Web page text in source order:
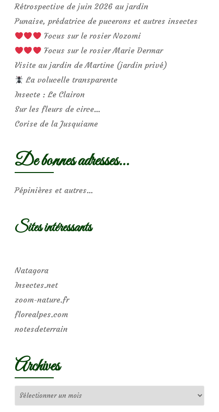
Rétrospective de juin 2026 au jardin
Punaise, prédatrice de pucerons et autres insectes
Focus sur le rosier Nozomi
Focus sur le rosier Marie Dermar
Visite au jardin de Martine (jardin privé)
La volucelle transparente
Insecte : Le Clairon
Sur les fleurs de circe…
Corise de la Jusquiame
De bonnes adresses…
Pépinières et autres…
Sites intéressants
Natagora
Insectes.net
zoom-nature.fr
florealpes.com
notesdeterrain
Archives